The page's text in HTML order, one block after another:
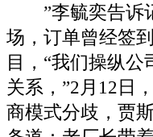
”李毓奕告诉记
场，订单曾经签
目，“我们操纵
关系，”2月12日
商模式分歧，贾